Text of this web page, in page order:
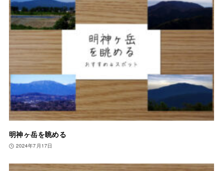
明神ヶ岳を眺める
2024年7月17日